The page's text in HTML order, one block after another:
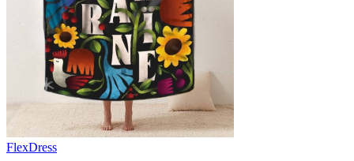
FlexDress